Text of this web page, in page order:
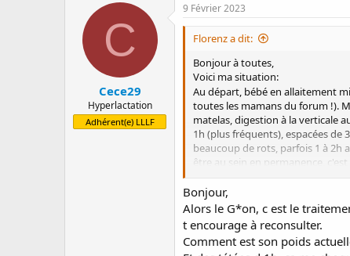
C
Cece29
Hyperlactation
Adhérent(e) LLLF
9 Février 2023
Florenz a dit:
Bonjour à toutes,
Voici ma situation:
Au départ, bébé en allaitement
toutes les mamans du forum !).
matelas, digestion à la verticale
1h (plus fréquents), espacées de
beaucoup de rots, parfois 1 à 2h
être au sein en permanence,
optimiste, mais parfois, je suis
Ma 1ère question : Trouver vous
Ma 2ème question : avez vous
Merci à vous de m'avoir lue
Merci d'avance pour vos réponses
Bonjour,
Alors le G*on, c est le
t encourage à reconsulter.
Comment est son poids